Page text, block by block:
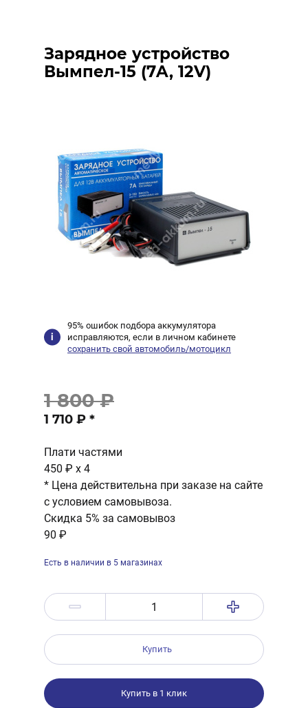
Зарядное устройство
Вымпел-15 (7A, 12V)
95% ошибок подбора аккумулятора
исправляются, если в личном кабинете
сохранить свой автомобиль/мотоцикл
1 800 ₽
1 710 ₽ *
Плати частями
450 ₽ x 4
* Цена действительна при заказе на сайте
с условием самовывоза.
Скидка 5% за самовывоз
90 ₽
Есть в наличии в 5 магазинах
Купить
Купить в 1 клик